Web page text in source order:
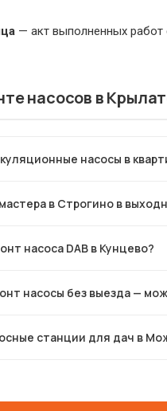
— акт выполненных работ
насосов в
насосы в
в Строгино в
насоса DAB в Кунцево?
насосы без выезда —
станции для дач в